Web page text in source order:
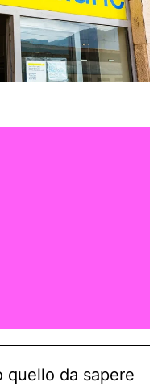
quello da sapere